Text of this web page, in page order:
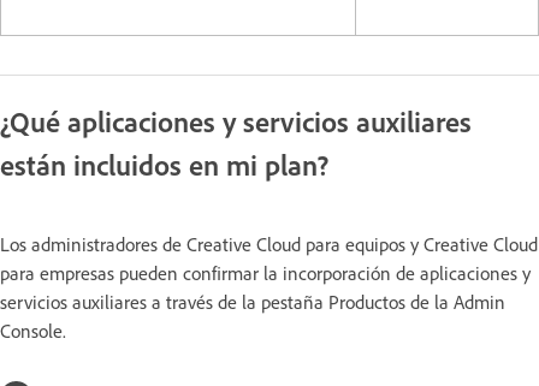
¿Qué aplicaciones y servicios auxiliares
están incluidos en mi plan?
Los administradores de Creative Cloud para equipos y Creative Cloud
para empresas pueden confirmar la incorporación de aplicaciones y
servicios auxiliares a través de la pestaña Productos de la Admin
Console.